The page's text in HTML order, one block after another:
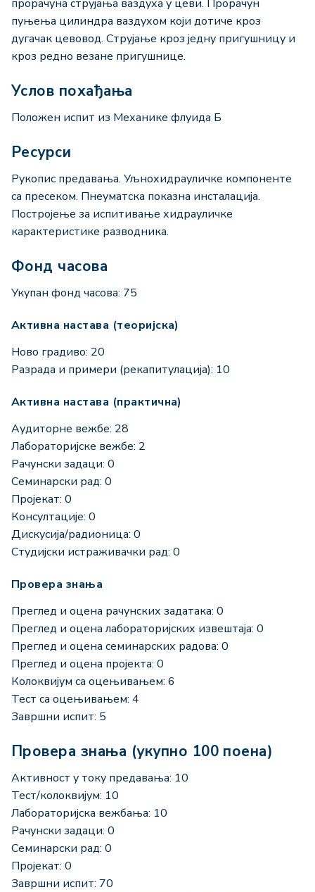
прорачуна струјања ваздуха у цеви. Прорачун
пуњења цилиндра ваздухом који дотиче кроз
дугачак цевовод. Струјање кроз једну пригушницу и
кроз редно везане пригушнице.
Услов похађања
Положен испит из Механике флуида Б
Ресурси
Рукопис предавања. Уљнохидрауличке компоненте
са пресеком. Пнеуматска показна инсталација.
Постројење за испитивање хидрауличке
карактеристике разводника.
Фонд часова
Укупан фонд часова: 75
Активна настава (теоријска)
Ново градиво: 20
Разрада и примери (рекапитулација): 10
Активна настава (практична)
Аудиторне вежбе: 28
Лабораторијске вежбе: 2
Рачунски задаци: 0
Семинарски рад: 0
Пројекат: 0
Консултације: 0
Дискусија/радионица: 0
Студијски истраживачки рад: 0
Провера знања
Преглед и оцена рачунских задатака: 0
Преглед и оцена лабораторијских извештаја: 0
Преглед и оцена семинарских радова: 0
Преглед и оцена пројекта: 0
Колоквијум са оцењивањем: 6
Тест са оцењивањем: 4
Завршни испит: 5
Провера знања (укупно 100 поена)
Активност у току предавања: 10
Тест/колоквијум: 10
Лабораторијска вежбања: 10
Рачунски задаци: 0
Семинарски рад: 0
Пројекат: 0
Завршни испит: 70